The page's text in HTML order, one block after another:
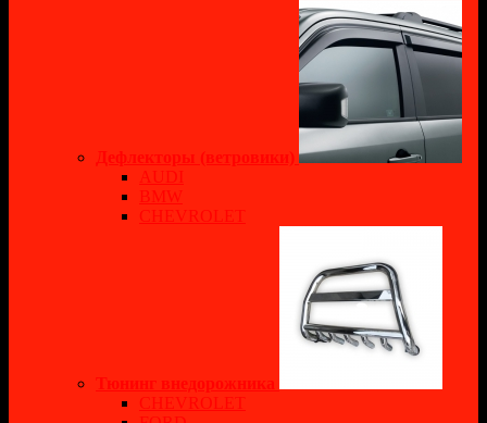
Дефлекторы (ветровики)
AUDI
BMW
CHEVROLET
Тюнинг внедорожника
CHEVROLET